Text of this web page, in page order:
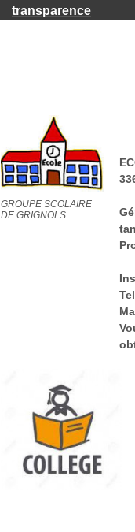
transparence
GROUPE SCOLAIRE
DE GRIGNOLS